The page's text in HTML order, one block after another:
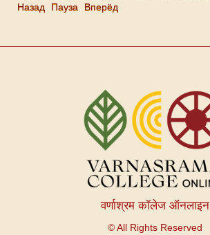
Назад Пауза Вперёд
वर्णाश्रम कॉलेज ऑनलाइन
© All Rights Reserved